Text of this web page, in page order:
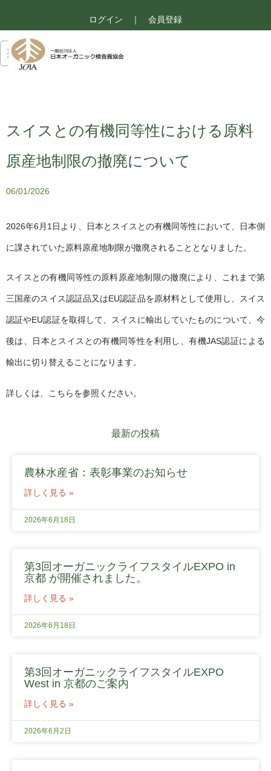
ログイン ｜ 会員登録
スイスとの有機同等性における原料
原産地制限の撤廃について
06/01/2026
2026年6月1日より、日本とスイスとの有機同等性において、日本側
に課されていた原料原産地制限が撤廃されることとなりました。
スイスとの有機同等性の原料原産地制限の撤廃により、これまで第
三国産のスイス認証品又はEU認証品を原材料として使用し、スイス
認証やEU認証を取得して、スイスに輸出していたものについて、今
後は、日本とスイスとの有機同等性を利用し、有機JAS認証による
輸出に切り替えることになります。
詳しくは、こちらを参照ください。
最新の投稿
農林水産省：表彰事業のお知らせ
詳しく見る »
2026年6月18日
第3回オーガニックライフスタイルEXPO in
京都 が開催されました。
詳しく見る »
2026年6月18日
第3回オーガニックライフスタイルEXPO
West in 京都のご案内
詳しく見る »
2026年6月2日